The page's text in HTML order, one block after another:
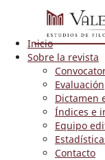
Inicio
Sobre la revista
Evaluación
Dictamen
Índices e
Equipo
Contacto